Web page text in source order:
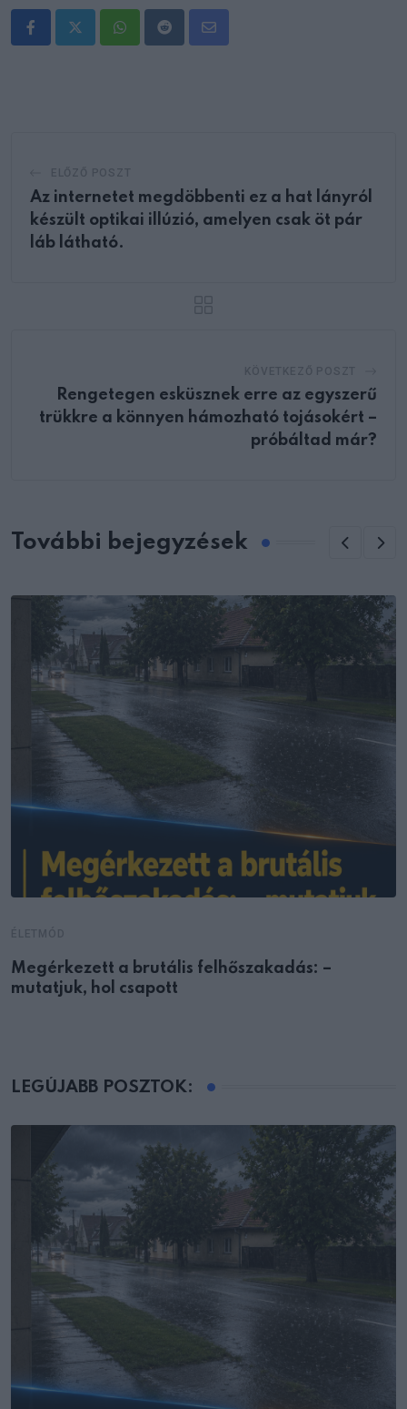
WhatsappRedditShare
Az internetet megdöbbenti ez a hat lányról
készült optikai illúzió, amelyen csak öt pár
láb látható.
Rengetegen esküsznek erre az egyszerű
trükkre a könnyen hámozható tojásokért –
próbáltad már?
További bejegyzések
Megérkezett a brutális felhőszakadás: –
mutatjuk, hol csapott
LEGÚJABB POSZTOK: